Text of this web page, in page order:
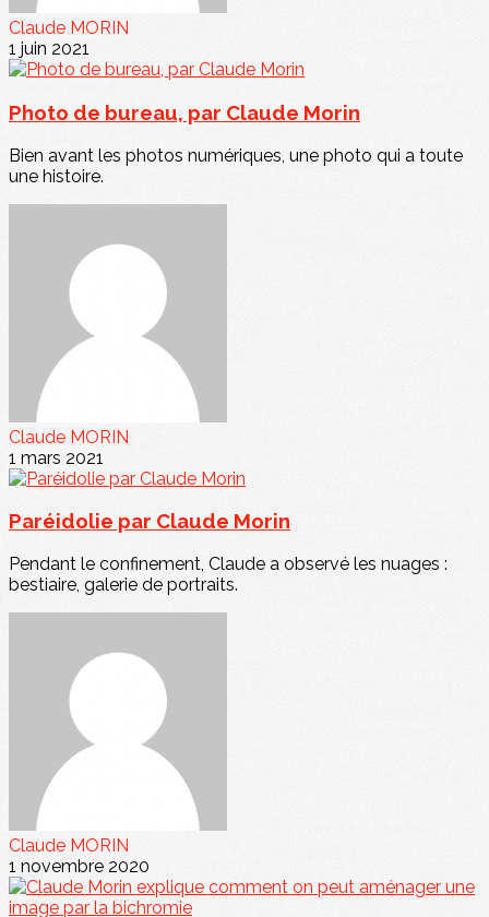
Claude MORIN
1 juin 2021
Photo de bureau, par Claude Morin
Bien avant les photos numériques, une photo qui a toute
une histoire.
Claude MORIN
1 mars 2021
Paréidolie par Claude Morin
Pendant le confinement, Claude a observé les nuages :
bestiaire, galerie de portraits.
Claude MORIN
1 novembre 2020